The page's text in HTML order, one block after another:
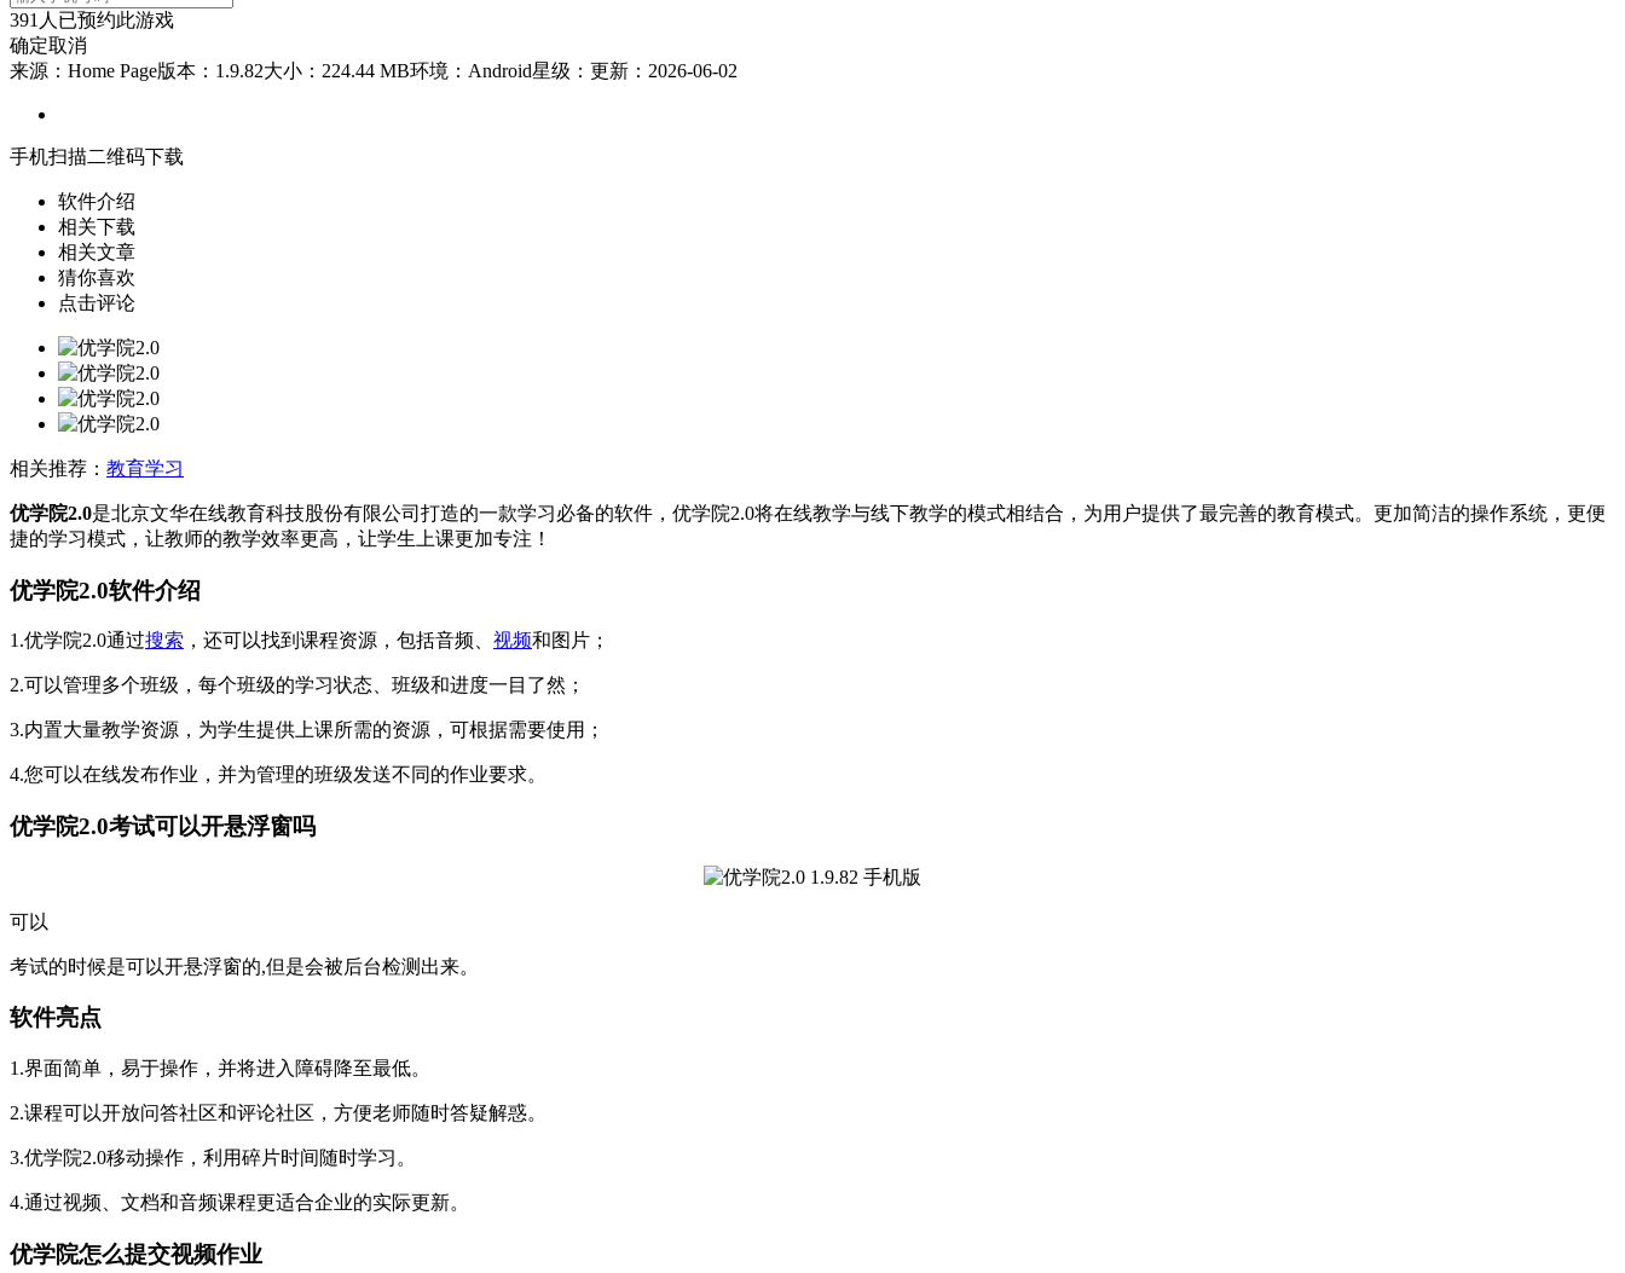
391 人已预约此游戏
确定取消
来源：Home Page版本：1.9.82大小：224.44 MB环境：Android星级： 更新：2026-06-02
手机扫描二维码下载
软件介绍
相关下载
相关文章
猜你喜欢
点击评论
相关推荐： 教育学习
优学院2.0是北京文华在线教育科技股份有限公司打造的一款学习必备的软件，优学院2.0将在线教学与线下教学的模式相结合，为用户提供了最完善的教育模式。更加简洁的操作系统，更便
捷的学习模式，让教师的教学效率更高，让学生上课更加专注！
优学院2.0软件介绍
1.优学院2.0通过搜索 ，还可以找到课程资源，包括音频、 视频和图片；
2.可以管理多个班级，每个班级的学习状态、班级和进度一目了然；
3.内置大量教学资源，为学生提供上课所需的资源，可根据需要使用；
4.您可以在线发布作业，并为管理的班级发送不同的作业要求。
优学院2.0考试可以开悬浮窗吗
可以
考试的时候是可以开悬浮窗的,但是会被后台检测出来。
软件亮点
1.界面简单，易于操作，并将进入障碍降至最低。
2.课程可以开放问答社区和评论社区，方便老师随时答疑解惑。
3.优学院2.0移动操作，利用碎片时间随时学习。
4.通过视频、文档和音频课程更适合企业的实际更新。
优学院怎么提交视频作业